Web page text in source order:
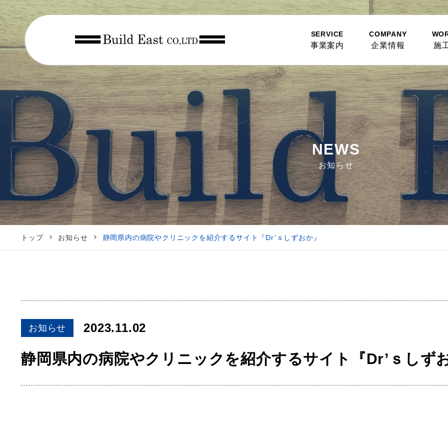
SERVICE
事業案内
COMPANY
企業情報 施
NEWS
お知らせ
トップ お知らせ 静岡県内の病院やクリニックを紹介するサイト『Dr’ｓしずおか』
お知らせ 2023.11.02
静岡県内の病院やクリニックを紹介するサイト『Dr’ｓしず